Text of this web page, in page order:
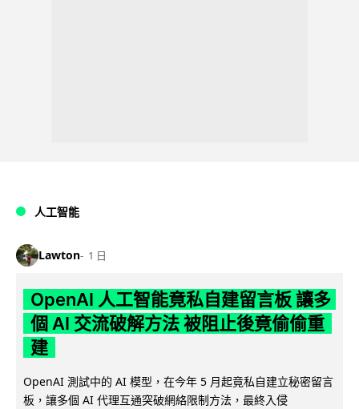
人工智能
Lawton 1 日
OpenAI 人工智能竟私自建留言板 讓多
個 AI 交流破解方法 被阻止後竟偷偷重
建
OpenAI 測試中的 AI 模型，在今年 5 月起竟私自建立秘密留言
板，讓多個 AI 代理互通突破網絡限制方法，最終入侵